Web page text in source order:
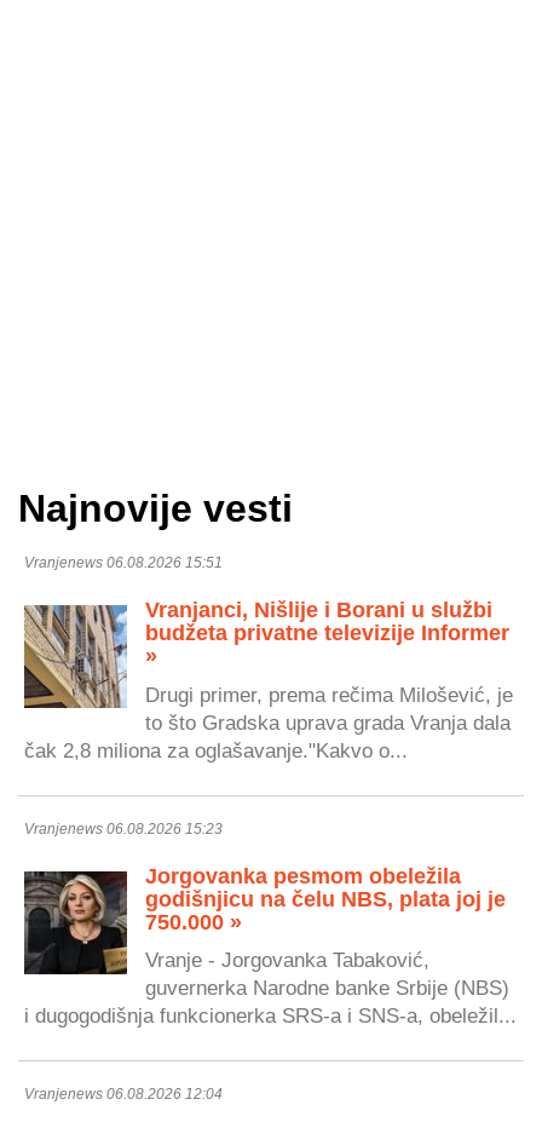
Najnovije vesti
Vranjenews 06.08.2026 15:51
Vranjanci, Nišlije i Borani u službi
budžeta privatne televizije Informer
»
Drugi primer, prema rečima Milošević, je
to što Gradska uprava grada Vranja dala
čak 2,8 miliona za oglašavanje."Kakvo o...
Vranjenews 06.08.2026 15:23
Jorgovanka pesmom obeležila
godišnjicu na čelu NBS, plata joj je
750.000 »
Vranje - Jorgovanka Tabaković,
guvernerka Narodne banke Srbije (NBS)
i dugogodišnja funkcionerka SRS-a i SNS-a, obeležil...
Vranjenews 06.08.2026 12:04